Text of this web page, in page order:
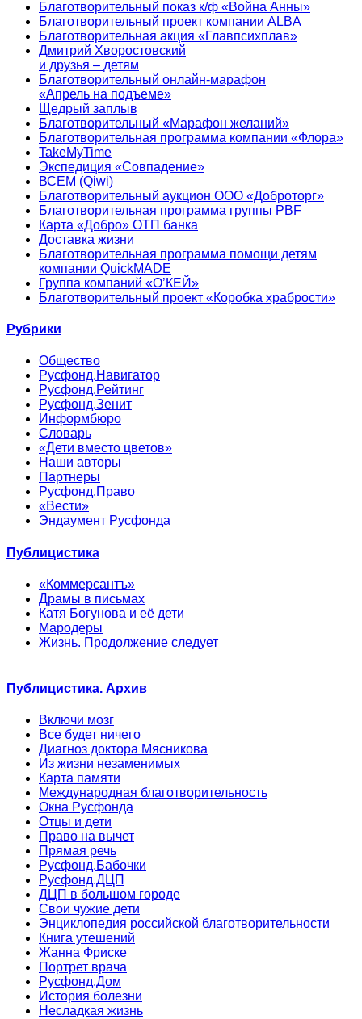
Благотворительный показ к/ф «Война Анны»
Благотворительный проект компании ALBA
Благотворительная акция «Главпсихплав»
Дмитрий Хворостовский
и друзья – детям
Благотворительный онлайн‑марафон
«Апрель на подъеме»
Щедрый заплыв
Благотворительный «Марафон желаний»
Благотворительная программа компании «Флора»
TakeMyTime
Экспедиция «Совпадение»
ВСЕМ (Qiwi)
Благотворительный аукцион ООО «Доброторг»
Благотворительная программа группы PBF
Карта «Добро» ОТП банка
Доставка жизни
Благотворительная программа помощи детям
компании QuickMADE
Группа компаний «О’КЕЙ»
Благотворительный проект «Коробка храбрости»
Рубрики
Общество
Русфонд.Навигатор
Русфонд.Рейтинг
Русфонд.Зенит
Информбюро
Словарь
«Дети вместо цветов»
Наши авторы
Партнеры
Русфонд.Право
«Вести»
Эндаумент Русфонда
Публицистика
«Коммерсантъ»
Драмы в письмах
Катя Богунова и её дети
Мародеры
Жизнь. Продолжение следует
Публицистика. Архив
Включи мозг
Все будет ничего
Диагноз доктора Мясникова
Из жизни незаменимых
Карта памяти
Международная благотворительность
Окна Русфонда
Отцы и дети
Право на вычет
Прямая речь
Русфонд.Бабочки
Русфонд.ДЦП
ДЦП в большом городе
Свои чужие дети
Энциклопедия российской благотворительности
Книга утешений
Жанна Фриске
Портрет врача
Русфонд.Дом
История болезни
Несладкая жизнь